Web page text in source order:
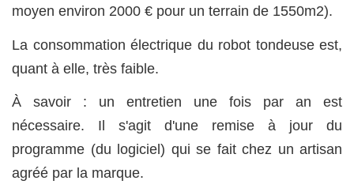
moyen environ 2000 € pour un terrain de 1550m2).
La consommation électrique du robot tondeuse est,
quant à elle, très faible.
À savoir : un entretien une fois par an est
nécessaire. Il s'agit d'une remise à jour du
programme (du logiciel) qui se fait chez un artisan
agréé par la marque.